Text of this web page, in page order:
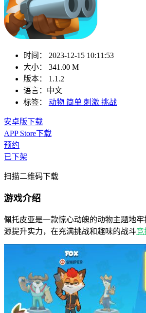
时间：
2023-12-15 10:11:53
大小：
341.00 M
版本：
1.1.2
语言： 中文
标签：
动物 简单 刺激 挑战
安卓版下载
APP Store下载
预约
已下架
扫描二维码下载
游戏介绍
佩托皮亚是一款惊心动魄的动物主题地
源提升实力，在充满挑战和趣味的战斗竞